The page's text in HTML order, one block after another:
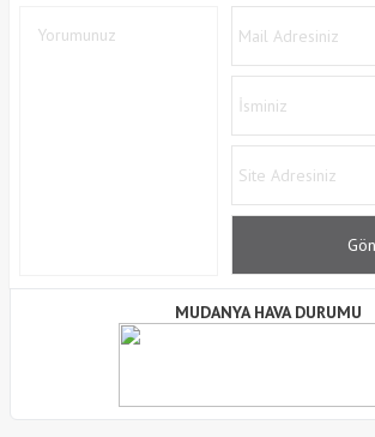
MUDANYA HAVA DURUMU